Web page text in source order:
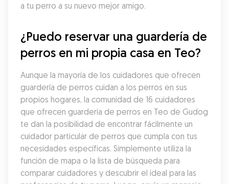
a tu perro a su nuevo mejor amigo.
¿Puedo reservar una guardería de
perros en mi propia casa en Teo?
Aunque la mayoría de los cuidadores que ofrecen
guardería de perros cuidan a los perros en sus
propios hogares, la comunidad de 16 cuidadores
que ofrecen guardería de perros en Teo de Gudog
te dan la posibilidad de encontrar fácilmente un
cuidador particular de perros que cumpla con tus
necesidades específicas. Simplemente utiliza la
función de mapa o la lista de búsqueda para
comparar cuidadores y descubrir el ideal para las